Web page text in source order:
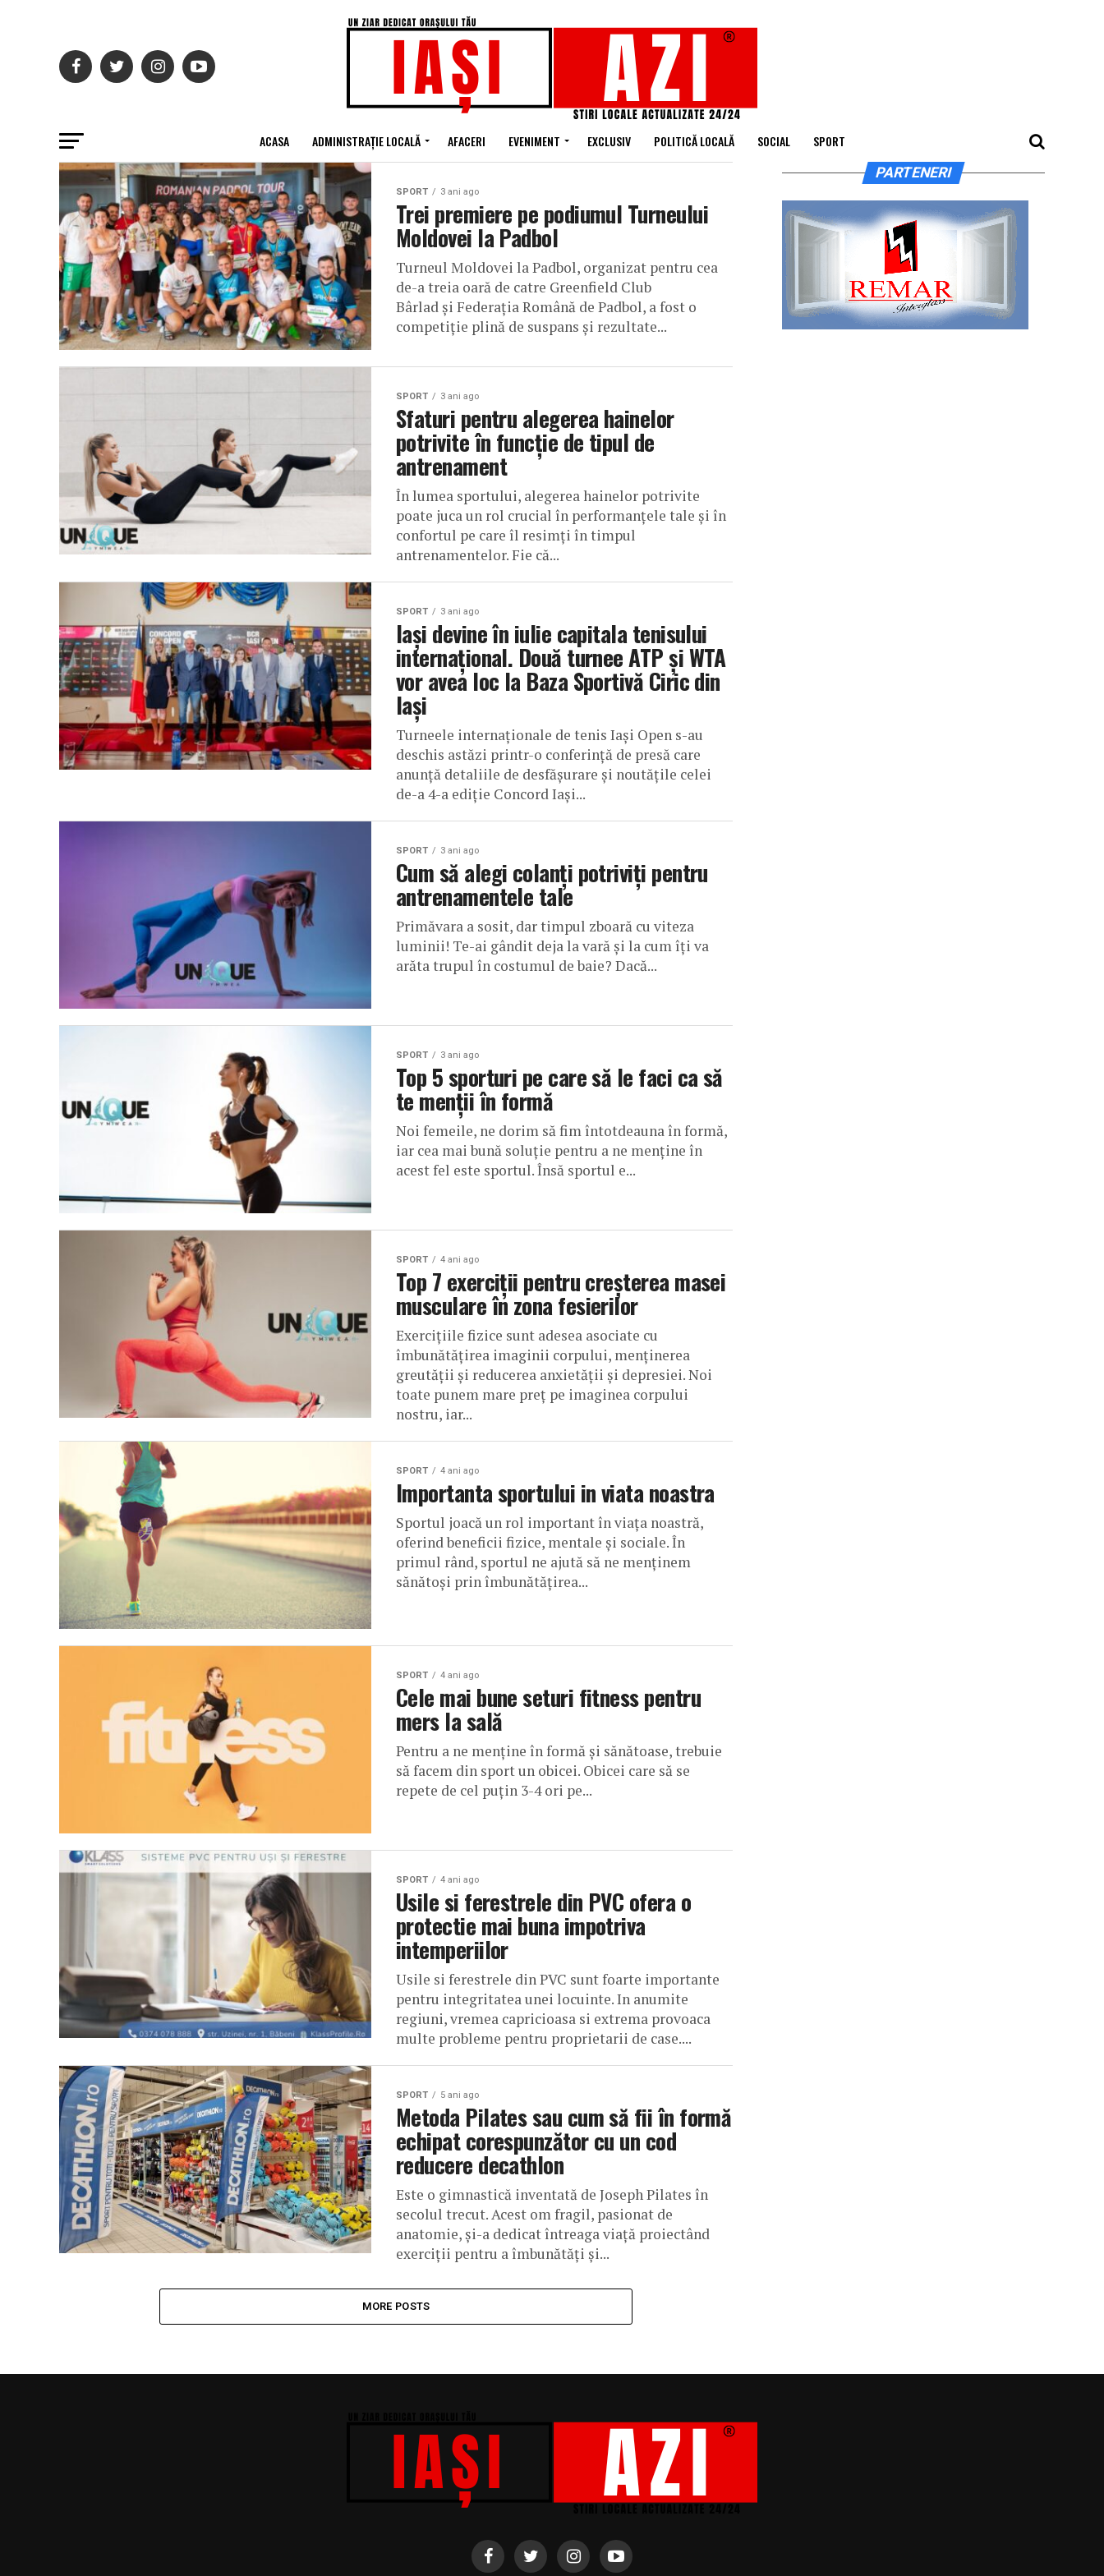
ACASA ADMINISTRAȚIE LOCALĂ AFACERI EVENIMENT EXCLUSIV POLITICĂ LOCALĂ SOCIAL SPORT
SPORT 3 ani ago
Trei premiere pe podiumul Turneului
Moldovei la Padbol
Turneul Moldovei la Padbol, organizat pentru cea
de-a treia oară de catre Greenfield Club
Bârlad și Federația Română de Padbol, a fost o
competiție plină de suspans și rezultate...
SPORT 3 ani ago
Sfaturi pentru alegerea hainelor
potrivite în funcție de tipul de
antrenament
În lumea sportului, alegerea hainelor potrivite
poate juca un rol crucial în performanțele tale și în
confortul pe care îl resimți în timpul
antrenamentelor. Fie că...
SPORT 3 ani ago
Iași devine în iulie capitala tenisului
internațional. Două turnee ATP și WTA
vor avea loc la Baza Sportivă Ciric din
Iași
Turneele internaționale de tenis Iași Open s-au
deschis astăzi printr-o conferință de presă care
anunță detaliile de desfășurare și noutățile celei
de-a 4-a ediție Concord Iași...
SPORT 3 ani ago
Cum să alegi colanți potriviți pentru
antrenamentele tale
Primăvara a sosit, dar timpul zboară cu viteza
luminii! Te-ai gândit deja la vară și la cum îți va
arăta trupul în costumul de baie? Dacă...
SPORT 3 ani ago
Top 5 sporturi pe care să le faci ca să
te menții în formă
Noi femeile, ne dorim să fim întotdeauna în formă,
iar cea mai bună soluție pentru a ne menține în
acest fel este sportul. Însă sportul e...
SPORT 4 ani ago
Top 7 exerciții pentru creșterea masei
musculare în zona fesierilor
Exercițiile fizice sunt adesea asociate cu
îmbunătățirea imaginii corpului, menținerea
greutății și reducerea anxietății și depresiei. Noi
toate punem mare preț pe imaginea corpului
nostru, iar...
SPORT 4 ani ago
Importanta sportului in viata noastra
Sportul joacă un rol important în viața noastră,
oferind beneficii fizice, mentale și sociale. În
primul rând, sportul ne ajută să ne menținem
sănătoși prin îmbunătățirea...
SPORT 4 ani ago
Cele mai bune seturi fitness pentru
mers la sală
Pentru a ne menține în formă și sănătoase, trebuie
să facem din sport un obicei. Obicei care să se
repete de cel puțin 3-4 ori pe...
SPORT 4 ani ago
Usile si ferestrele din PVC ofera o
protectie mai buna impotriva
intemperiilor
Usile si ferestrele din PVC sunt foarte importante
pentru integritatea unei locuinte. In anumite
regiuni, vremea capricioasa si extrema provoaca
multe probleme pentru proprietarii de case....
SPORT 5 ani ago
Metoda Pilates sau cum să fii în formă
echipat corespunzător cu un cod
reducere decathlon
Este o gimnastică inventată de Joseph Pilates în
secolul trecut. Acest om fragil, pasionat de
anatomie, și-a dedicat întreaga viață proiectând
exerciții pentru a îmbunătăți și...
MORE POSTS
PARTENERI